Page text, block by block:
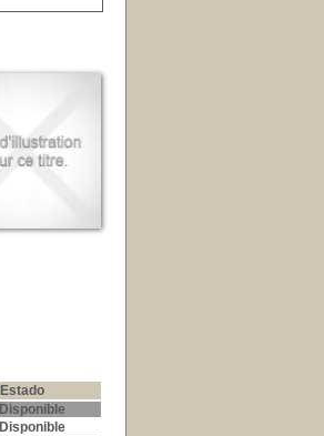
Estado
Disponible
Disponible